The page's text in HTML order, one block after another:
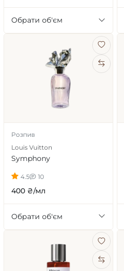
Обрати об'єм
Розпив
Louis Vuitton
Symphony
4.5 10
400 ₴/мл
Обрати об'єм